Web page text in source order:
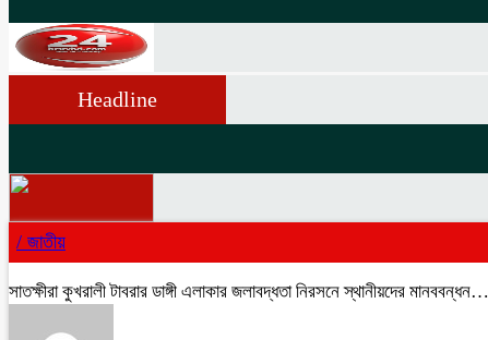
Headline
/ জাতীয়
সাতক্ষীরা কুখরালী টাবরার ডাঙ্গী এলাকার জলাবদ্ধতা নিরসনে স্থানীয়দের মানববন্ধন…